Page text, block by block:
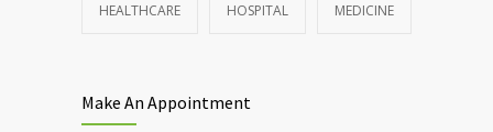
HEALTHCARE HOSPITAL MEDICINE
Make An Appointment